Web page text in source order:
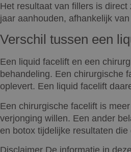
Het resultaat van fillers is
jaar aanhouden, afhankelijk
Verschil tussen een
Een liquid facelift en een
behandeling. Een chirurgische
oplevert. Een liquid facelift
Een chirurgische facelift is
verjonging willen. Een ander
en botox tijdelijke resultaten die
Disclaimer De informatie in